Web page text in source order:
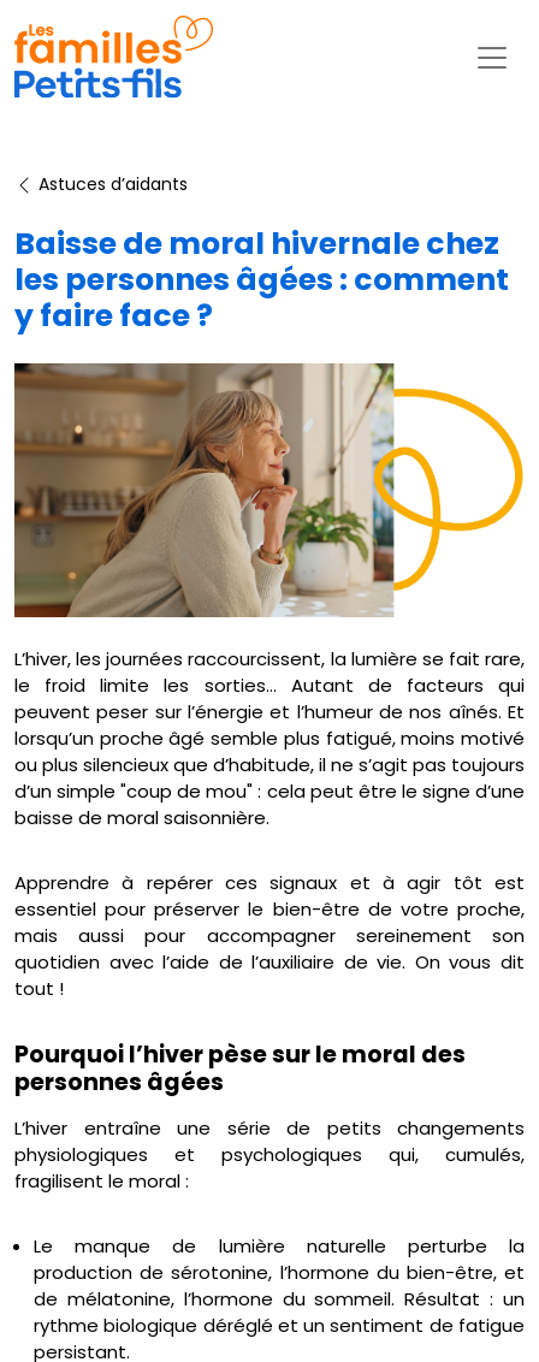
Astuces d’aidants
Baisse de moral hivernale chez
les personnes âgées : comment
y faire face ?
L’hiver, les journées raccourcissent, la lumière se fait rare,
le froid limite les sorties… Autant de facteurs qui
peuvent peser sur l’énergie et l’humeur de nos aînés. Et
lorsqu’un proche âgé semble plus fatigué, moins motivé
ou plus silencieux que d’habitude, il ne s’agit pas toujours
d’un simple "coup de mou" : cela peut être le signe d’une
baisse de moral saisonnière.
Apprendre à repérer ces signaux et à agir tôt est
essentiel pour préserver le bien-être de votre proche,
mais aussi pour accompagner sereinement son
quotidien avec l’aide de l’auxiliaire de vie. On vous dit
tout !
Pourquoi l’hiver pèse sur le moral des
personnes âgées
L’hiver entraîne une série de petits changements
physiologiques et psychologiques qui, cumulés,
fragilisent le moral :
Le manque de lumière naturelle perturbe la
production de sérotonine, l’hormone du bien-être, et
de mélatonine, l’hormone du sommeil. Résultat : un
rythme biologique déréglé et un sentiment de fatigue
persistant.